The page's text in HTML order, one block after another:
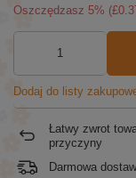
Oszczędzasz 5% (
Dodaj do listy
Łatwy zwrot
przyczyny
Darmowa